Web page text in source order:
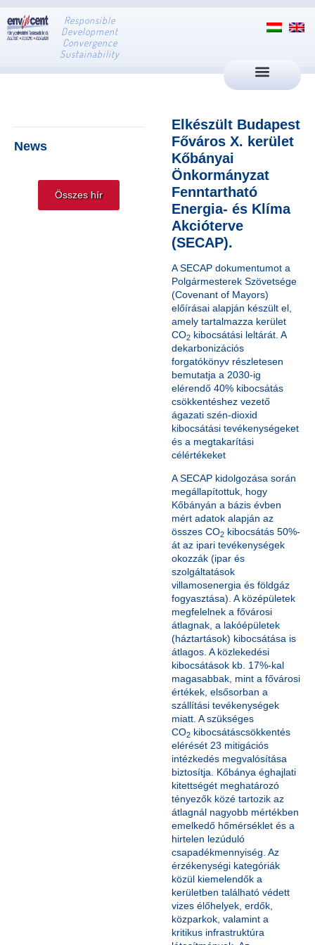
Responsible
Development
Convergence
Sustainability
News
Összes hír
Elkészült Budapest
Főváros X. kerület
Kőbányai
Önkormányzat
Fenntartható
Energia- és Klíma
Akcióterve
(SECAP).
A SECAP dokumentumot a
Polgármesterek Szövetsége
(Covenant of Mayors)
előírásai alapján készült el,
amely tartalmazza kerület
CO2 kibocsátási leltárát. A
dekarbonizációs
forgatókönyv részletesen
bemutatja a 2030-ig
elérendő 40% kibocsátás
csökkentéshez vezető
ágazati szén-dioxid
kibocsátási tevékenységeket
és a megtakarítási
célértékeket
A SECAP kidolgozása során
megállapítottuk, hogy
Kőbányán a bázis évben
mért adatok alapján az
összes CO2 kibocsátás 50%-
át az ipari tevékenységek
okozzák (ipar és
szolgáltatások
villamosenergia és földgáz
fogyasztása). A középületek
megfelelnek a fővárosi
átlagnak, a lakóépületek
(háztartások) kibocsátása is
átlagos. A közlekedési
kibocsátások kb. 17%-kal
magasabbak, mint a fővárosi
értékek, elsősorban a
szállítási tevékenységek
miatt. A szükséges
CO2 kibocsátáscsökkentés
elérését 23 mitigációs
intézkedés megvalósítása
biztosítja. Kőbánya éghajlati
kitettségét meghatározó
tényezők közé tartozik az
átlagnál nagyobb mértékben
emelkedő hőmérséklet és a
hirtelen lezúduló
csapadékmennyiség. Az
érzékenységi kategóriák
közül kiemelendők a
kerületben található védett
vizes élőhelyek, erdők,
közparkok, valamint a
kritikus infrastruktúra